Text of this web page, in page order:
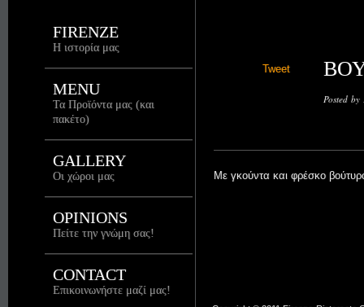
FIRENZE
Η ιστορία μας
MENU
Τα Προϊόντα μας (και
πακέτο)
GALLERY
Οι χώροι μας
OPINIONS
Πείτε την γνώμη σας!
CONTACT
Επικοινωνήστε μαζί μας!
Posted
Tweet
Με γκούντα και φρέσκο